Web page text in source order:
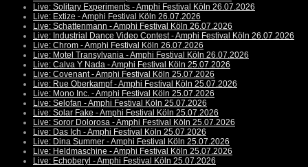
Live: Solitary Experiments - Amphi Festival Köln 26.07.2026
Live: Extize - Amphi Festival Köln 26.07.2026
Live: Schattenmann - Amphi Festival Köln 26.07.2026
Live: Industrial Dance Video Contest - Amphi Festival Köln 26.07.2026
Live: Chrom - Amphi Festival Köln 26.07.2026
Live: Motel Transylvania - Amphi Festival Köln 26.07.2026
Live: Calva Y Nada - Amphi Festival Köln 25.07.2026
Live: Covenant - Amphi Festival Köln 25.07.2026
Live: Rue Oberkampf - Amphi Festival Köln 25.07.2026
Live: Mono Inc. - Amphi Festival Köln 25.07.2026
Live: Selofan - Amphi Festival Köln 25.07.2026
Live: Solar Fake - Amphi Festival Köln 25.07.2026
Live: Soror Dolorosa - Amphi Festival Köln 25.07.2026
Live: Das Ich - Amphi Festival Köln 25.07.2026
Live: Dina Summer - Amphi Festival Köln 25.07.2026
Live: Heldmaschine - Amphi Festival Köln 25.07.2026
Live: Echoberyl - Amphi Festival Köln 25.07.2026